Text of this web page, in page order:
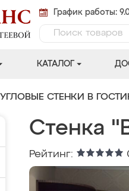
График работы:
КАТАЛОГ
УГЛОВЫЕ СТЕНКИ В
Стенка
Рейтинг: